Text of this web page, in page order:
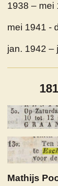
1938 –
mei 1941
jan. 1942
Mathijs